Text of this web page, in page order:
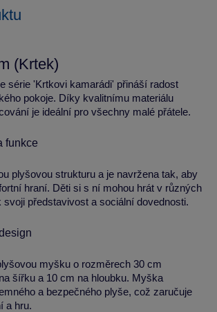
(Krtek)
série 'Krtkovi kamarádi' přináší radost
pokoje. Díky kvalitnímu materiálu
je ideální pro všechny malé přátele.
funkce
plyšovou strukturu a je navržena tak, aby
hraní. Děti si s ní mohou hrát v různých
svoji představivost a sociální dovednosti.
myšku o rozměrech 30 cm
šířku a 10 cm na hloubku. Myška
a bezpečného plyše, což zaručuje
a hru.